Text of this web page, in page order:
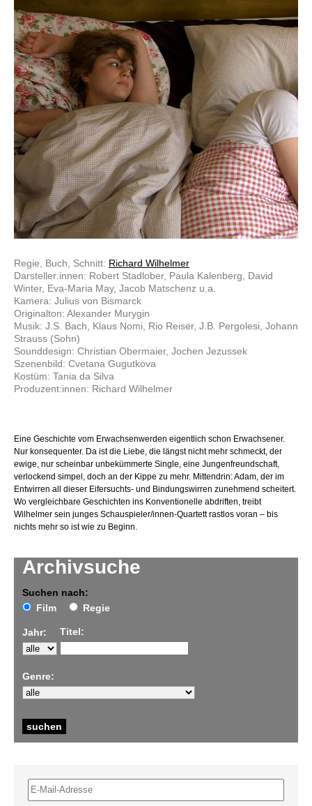
Archivsuche
Suchen nach:
Film
Regie
Jahr: Titel:
Genre:
Regie, Buch, Schnitt: Richard Wilhelmer
Darsteller:innen: Robert Stadlober, Paula Kalenberg, David
Winter, Eva-Maria May, Jacob Matschenz u.a.
Kamera: Julius von Bismarck
Originalton: Alexander Murygin
Musik: J.S. Bach, Klaus Nomi, Rio Reiser, J.B. Pergolesi, Johann
Strauss (Sohn)
Sounddesign: Christian Obermaier, Jochen Jezussek
Szenenbild: Cvetana Gugutkova
Kostüm: Tania da Silva
Produzent:innen: Richard Wilhelmer
Eine Geschichte vom Erwachsenwerden eigentlich schon Erwachsener.
Nur konsequenter. Da ist die Liebe, die längst nicht mehr schmeckt, der
ewige, nur scheinbar unbekümmerte Single, eine Jungenfreundschaft,
verlockend simpel, doch an der Kippe zu mehr. Mittendrin: Adam, der im
Entwirren all dieser Eifersuchts- und Bindungswirren zunehmend scheitert.
Wo vergleichbare Geschichten ins Konventionelle abdriften, treibt
Wilhelmer sein junges Schauspieler/innen-Quartett rastlos voran – bis
nichts mehr so ist wie zu Beginn.